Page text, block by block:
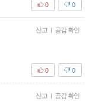
0
0
신고 | 공감 확인
0
0
신고 | 공감 확인